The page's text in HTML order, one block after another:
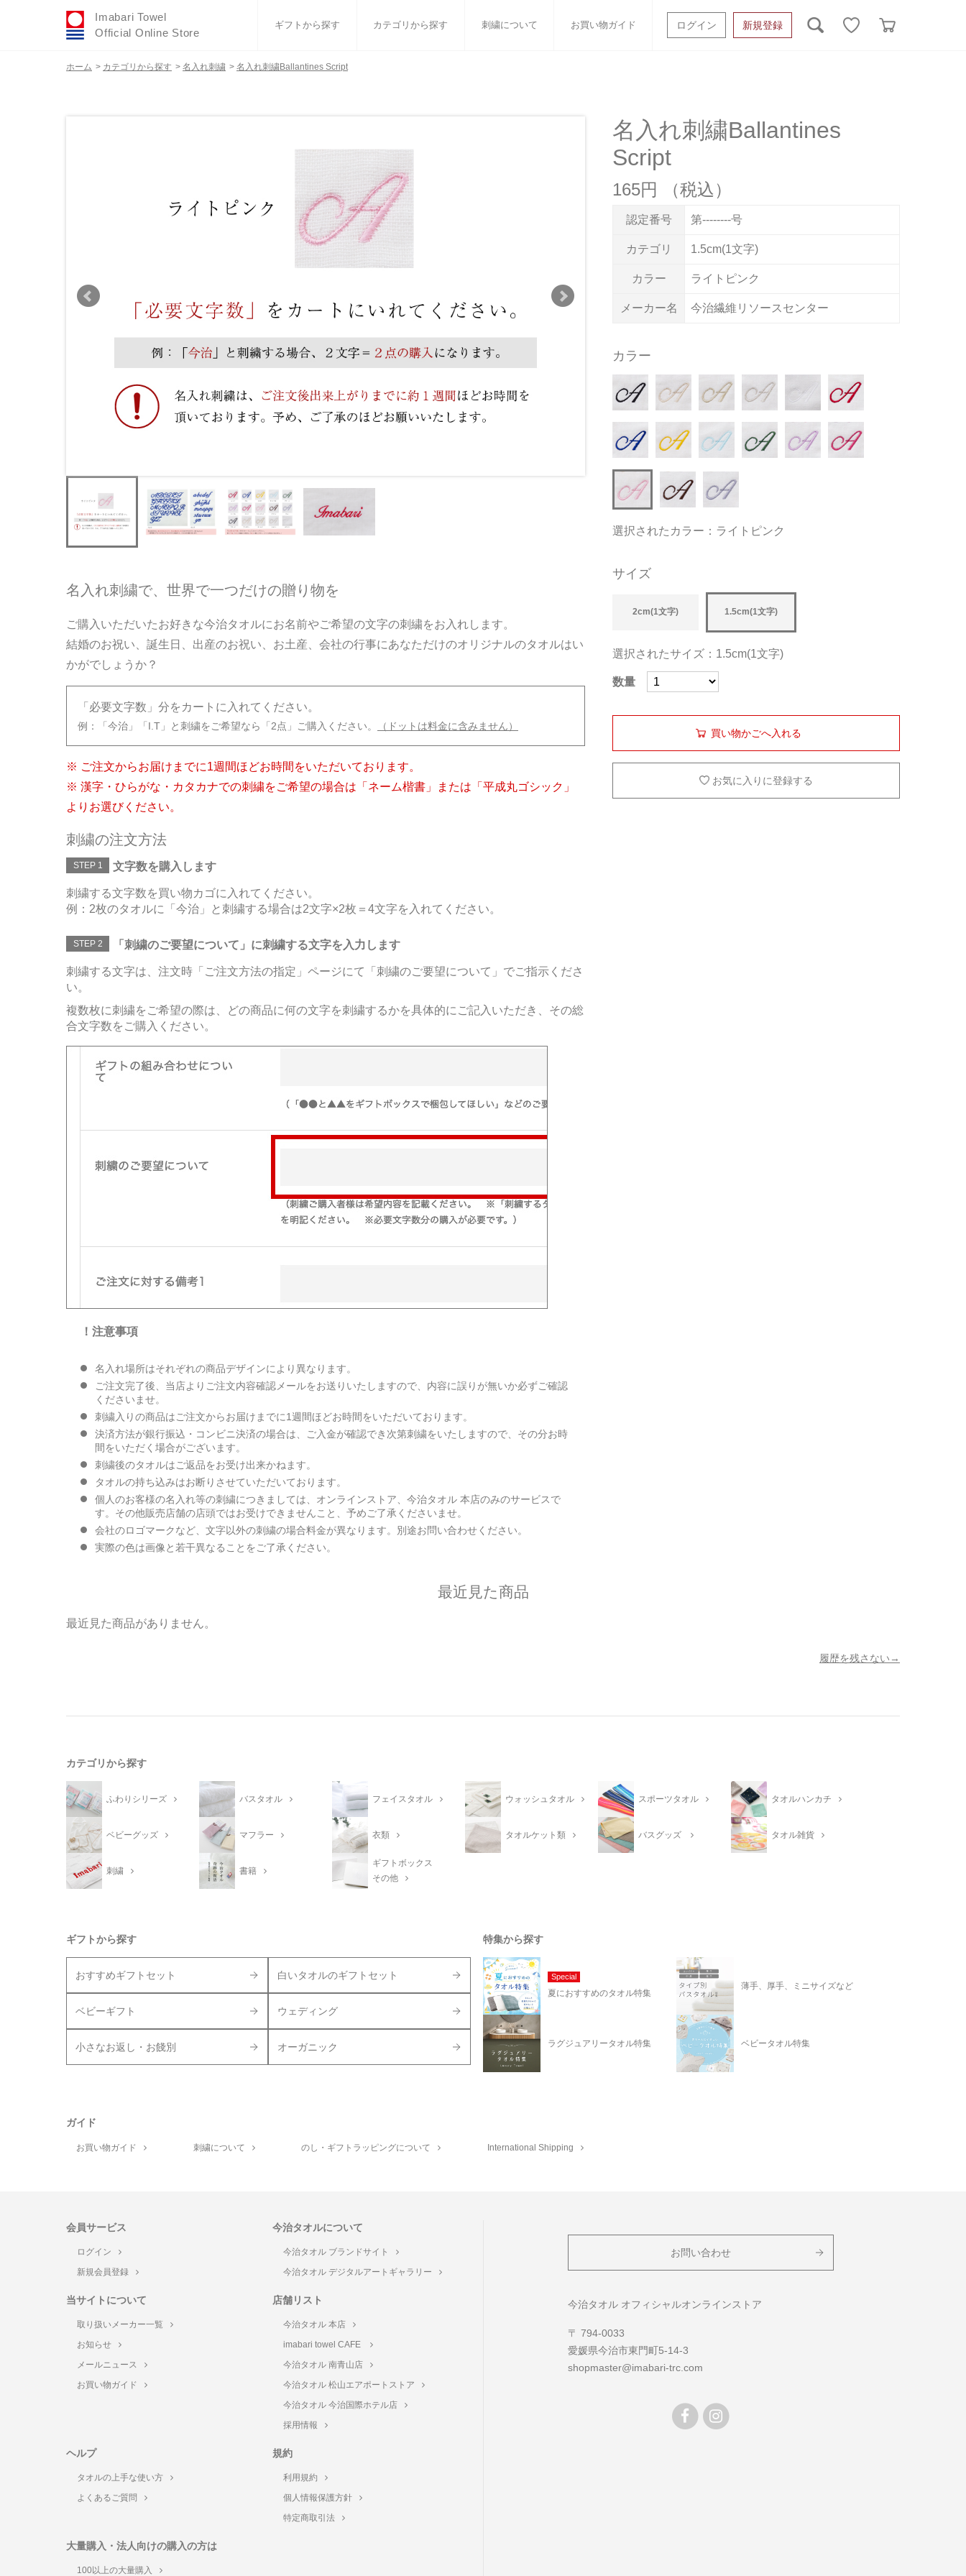
Imabari Towel
Official Online Store
ギフトから探す カテゴリから探す 刺繍について お買い物ガイド ログイン 新規登録
オーガニック
衣類 タオルケット類
タオル雑貨 書籍
ホーム > カテゴリから探す > 名入れ刺繍 > 名入れ刺繍Ballantines Script
名入れ刺繍で、世界で一つだけの贈り物を
ご購入いただいたお好きな今治タオルにお名前やご希望の文字の刺繍をお入れします。
結婚のお祝い、誕生日、出産のお祝い、お土産、会社の行事にあなただけのオリジナルのタオルはい
かがでしょうか？
「必要文字数」分をカートに入れてください。
例：「今治」「I.T」と刺繍をご希望なら「2点」ご購入ください。 （ドットは料金に含みません）
※ ご注文からお届けまでに1週間ほどお時間をいただいております。
※ 漢字・ひらがな・カタカナでの刺繍をご希望の場合は「ネーム楷書」または「平成丸ゴシック」
よりお選びください。
刺繍の注文方法
STEP 1 文字数を購入します
刺繍する文字数を買い物カゴに入れてください。
例：2枚のタオルに「今治」と刺繍する場合は2文字×2枚＝4文字を入れてください。
STEP 2 「刺繍のご要望について」に刺繍する文字を入力します
刺繍する文字は、注文時「ご注文方法の指定」ページにて「刺繍のご要望について」でご指示くださ
い。
複数枚に刺繍をご希望の際は、どの商品に何の文字を刺繍するかを具体的にご記入いただき、その総
合文字数をご購入ください。
！注意事項
名入れ場所はそれぞれの商品デザインにより異なります。
ご注文完了後、当店よりご注文内容確認メールをお送りいたしますので、内容に誤りが無いか必ずご確認
くださいませ。
刺繍入りの商品はご注文からお届けまでに1週間ほどお時間をいただいております。
決済方法が銀行振込・コンビニ決済の場合は、ご入金が確認でき次第刺繍をいたしますので、その分お時
間をいただく場合がございます。
刺繍後のタオルはご返品をお受け出来かねます。
タオルの持ち込みはお断りさせていただいております。
個人のお客様の名入れ等の刺繍につきましては、オンラインストア、今治タオル 本店のみのサービスで
す。その他販売店舗の店頭ではお受けできませんこと、予めご了承くださいませ。
会社のロゴマークなど、文字以外の刺繍の場合料金が異なります。別途お問い合わせください。
実際の色は画像と若干異なることをご了承ください。
名入れ刺繍Ballantines
Script
165円
認定番号 第--------号
カテゴリ 1.5cm(1文字)
カラー ライトピンク
メーカー名 今治繊維リソースセンター
カラー
選択されたカラー：ライトピンク
サイズ
2cm(1文字) 1.5cm(1文字)
選択されたサイズ：1.5cm(1文字)
数量
買い物かごへ入れる
お気に入りに登録する
最近見た商品
最近見た商品がありません。
履歴を残さない
カテゴリから探す
ふわりシリーズ バスタオル フェイスタオル ウォッシュタオル スポーツタオル タオルハンカチ
ベビーグッズ マフラー 衣類 タオルケット類 バスグッズ タオル雑貨
刺繍 書籍
ギフトボックス
その他
ギフトから探す
おすすめギフトセット 白いタオルのギフトセット
ベビーギフト ウェディング
小さなお返し・お餞別 オーガニック
特集から探す
Special
夏におすすめのタオル特集
薄手、厚手、ミニサイズなど
ラグジュアリータオル特集 ベビータオル特集
ガイド
お買い物ガイド 刺繍について のし・ギフトラッピングについて International Shipping
会員サービス
ログイン
新規会員登録
今治タオルについて
今治タオル ブランドサイト
今治タオル デジタルアートギャラリー
当サイトについて
取り扱いメーカー一覧
お知らせ
メールニュース
お買い物ガイド
店舗リスト
今治タオル 本店
imabari towel CAFE
今治タオル 南青山店
今治タオル 松山エアポートストア
今治タオル 今治国際ホテル店
採用情報
ヘルプ
タオルの上手な使い方
よくあるご質問
規約
利用規約
個人情報保護方針
特定商取引法
大量購入・法人向けの購入の方は
100以上の大量購入
お問い合わせ
今治タオル オフィシャルオンラインストア
〒 794-0033
愛媛県今治市東門町5-14-3
shopmaster@imabari-trc.com